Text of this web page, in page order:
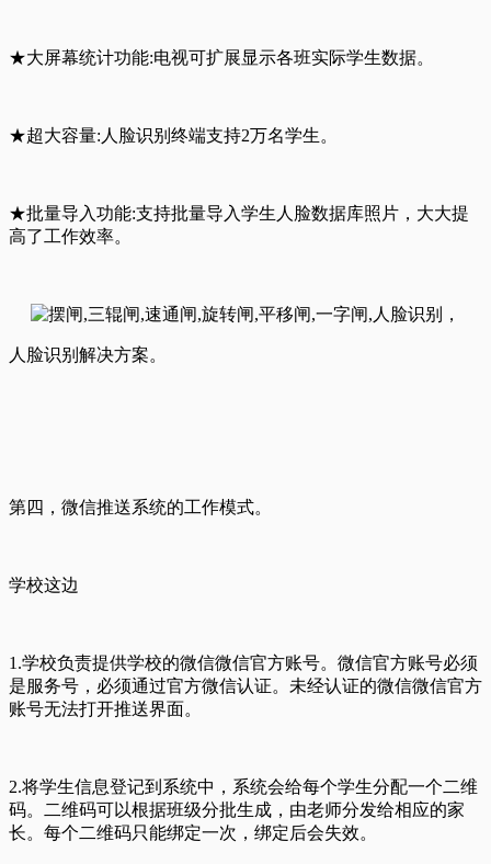
★大屏幕统计功能:电视可扩展显示各班实际学生数据。
★超大容量:人脸识别终端支持2万名学生。
★批量导入功能:支持批量导入学生人脸数据库照片，大大提
高了工作效率。
人脸识别解决方案。
第四，微信推送系统的工作模式。
学校这边
1.学校负责提供学校的微信微信官方账号。微信官方账号必须
是服务号，必须通过官方微信认证。未经认证的微信微信官方
账号无法打开推送界面。
2.将学生信息登记到系统中，系统会给每个学生分配一个二维
码。二维码可以根据班级分批生成，由老师分发给相应的家
长。每个二维码只能绑定一次，绑定后会失效。